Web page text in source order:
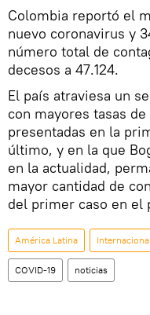
Colombia reportó el
nuevo coronavirus y
número total de
decesos a 47.124.
El país atraviesa un
con mayores tasas
presentadas en la
último, y en la que
en la actualidad,
mayor cantidad de
del primer caso en el
América Latina
COVID-19 noticias